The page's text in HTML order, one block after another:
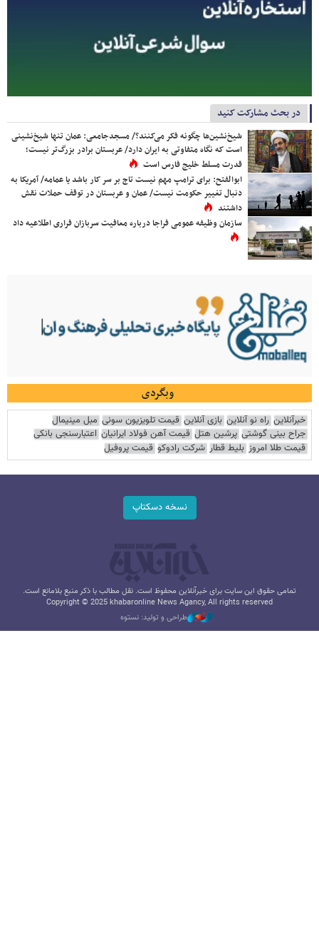
در بحث مشارکت کنید
شیخ‌نشین‌ها چگونه فکر می‌کنند؟/ مسجدجامعی: عمان تنها شیخ‌نشینی
است که نگاه متفاوتی به ایران دارد/ عربستان برادر بزرگ‌تر نیست؛
قدرت مسلط خلیج فارس است
ابوالفتح: برای ترامپ مهم نیست تاج بر سر کار باشد یا عمامه/ آمریکا به
دنبال تغییر حکومت نیست/ عمان و عربستان در توقف حملات نقش
داشتند
سازمان وظیفه عمومی فراجا درباره معافیت سربازان فراری اطلاعیه داد
وبگردی
خبرآنلاین راه نو آنلاین بازی آنلاین قیمت تلویزیون سونی مبل مینیمال
جراح بینی گوشتی پرشین هتل قیمت آهن فولاد ایرانیان اعتبارسنجی بانکی
قیمت طلا امروز بلیط قطار شرکت رادوکو قیمت پروفیل
نسخه دسکتاپ
تمامی حقوق این سایت برای خبرآنلاین محفوظ است. نقل مطالب با ذکر منبع بلامانع است.
Copyright © 2025 khabaronline News Agancy, All rights reserved
طراحی و تولید: نستوه